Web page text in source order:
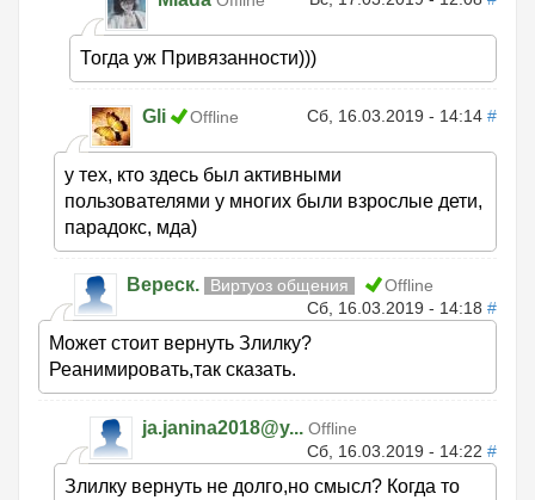
Тогда уж Привязанности)))
Gli Offline Сб, 16.03.2019 - 14:14 #
у тех, кто здесь был активными
пользователями у многих были взрослые дети,
парадокс, мда)
Вереск. Виртуоз общения
Offline
Сб, 16.03.2019 - 14:18 #
Может стоит вернуть Злилку?
Реанимировать,так сказать.
ja.janina2018@y... Offline
Сб, 16.03.2019 - 14:22 #
Злилку вернуть не долго,но смысл? Когда то